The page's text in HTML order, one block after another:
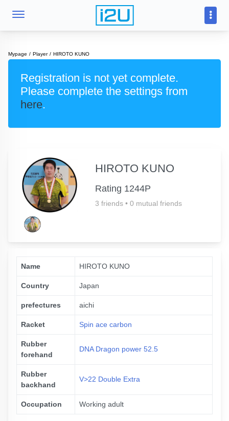
Mypage Player HIROTO KUNO
Registration is not yet complete.
Please complete the settings from
here.
HIROTO KUNO
Rating 1244P
3 friends • 0 mutual friends
Name HIROTO KUNO
Country Japan
prefectures aichi
Racket Spin ace carbon
Rubber
forehand
DNA Dragon power 52.5
Rubber
backhand
V>22 Double Extra
Occupation Working adult